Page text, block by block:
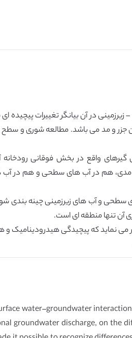
در آن بیانگر تغییرات
جزر و مد می باشد. مطالعه شوری و
هم در آب های سطحی و هم در آب
سطحی و آب های زیرزمینی چینه بندی
آن تنها منطقه ای است.
می نماید که پیچیدگی
water–groundwater
groundwater discharge, on the